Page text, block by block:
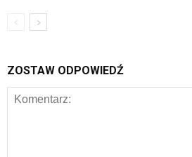
ZOSTAW ODPOWIEDŹ